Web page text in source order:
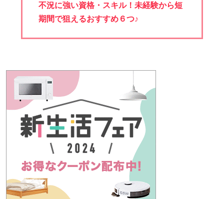
不況に強い資格・スキル！未経験から短
期間で狙えるおすすめ６つ♪